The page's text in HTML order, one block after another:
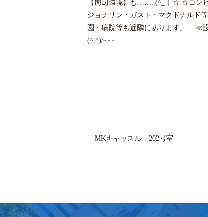
【周辺環境】も……..(^_-)-☆ ☆コンビ
ジョナサン・ガスト・マクドナル
園・病院等も近隣にあります。
(^.^)/~~~ 是非一度
MKキャッスル 202号室